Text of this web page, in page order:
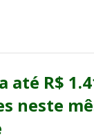
até R$
neste